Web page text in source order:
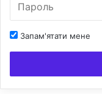
Запам'ятати мене